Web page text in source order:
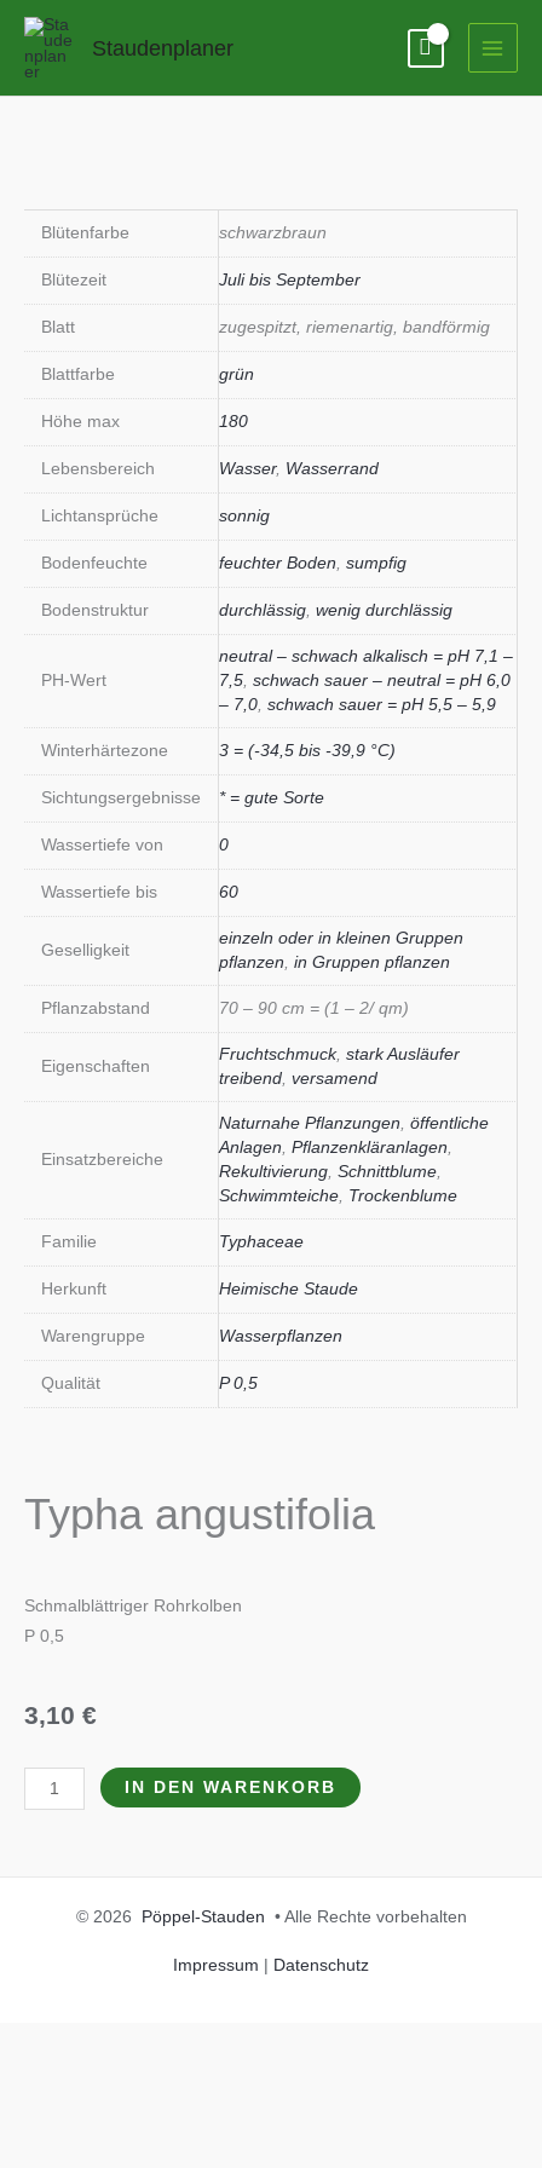
Zum
springen
Staudenplaner
Blütenfarbe schwarzbraun
Blütezeit Juli bis September
Blatt zugespitzt, riemenartig, bandförmig
Blattfarbe grün
Höhe max 180
Lebensbereich Wasser, Wasserrand
Lichtansprüche sonnig
Bodenfeuchte feuchter Boden sumpfig
Bodenstruktur durchlässig wenig durchlässig
PH-Wert
neutral – schwach alkalisch = pH 7,1 –
7,5 schwach sauer – neutral = pH 6,0
– 7,0 schwach sauer = pH 5,5 – 5,9
Winterhärtezone 3 = (-34,5 bis -39,9 °C)
Sichtungsergebnisse * = gute Sorte
Wassertiefe von 0
Wassertiefe bis 60
Geselligkeit
einzeln oder in kleinen Gruppen
pflanzen in Gruppen pflanzen
Pflanzabstand 70 – 90 cm = (1 – 2/ qm)
Eigenschaften
Fruchtschmuck, stark Ausläufer
treibend versamend
Einsatzbereiche
Naturnahe Pflanzungen öffentliche
Anlagen Pflanzenkläranlagen
Rekultivierung Schnittblume
Schwimmteiche Trockenblume
Familie Typhaceae
Herkunft Heimische Staude
Warengruppe Wasserpflanzen
Qualität P 0,5
Typha angustifolia
Schmalblättriger Rohrkolben
P 0,5
3,10 €
Typha
angustifolia
IN DEN WARENKORB
© 2026 Pöppel-Stauden • Alle Rechte vorbehalten
Impressum | Datenschutz